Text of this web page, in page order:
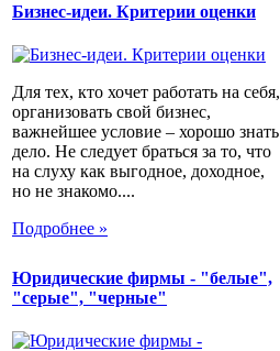
Бизнес-идеи. Критерии оценки
Для тех, кто хочет работать на себя,
организовать свой бизнес,
важнейшее условие – хорошо знать
дело. Не следует браться за то, что
на слуху как выгодное, доходное,
но не знакомо....
Подробнее »
Юридические фирмы - "белые",
"серые", "черные"